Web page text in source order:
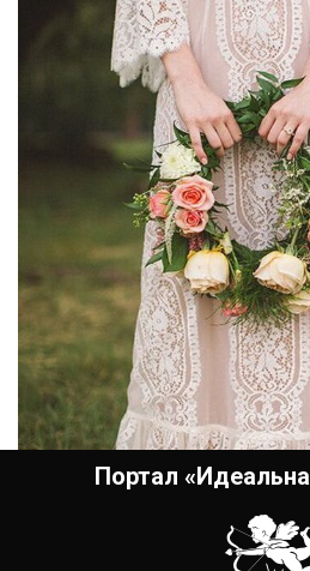
Портал